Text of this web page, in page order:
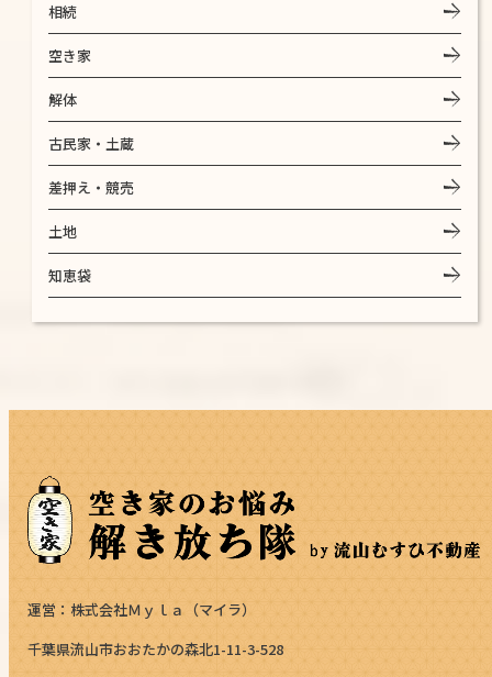
相続
空き家
解体
古民家・土蔵
差押え・競売
土地
知恵袋
運営：株式会社Ｍｙｌａ（マイラ）
千葉県流山市おおたかの森北1-11-3-528